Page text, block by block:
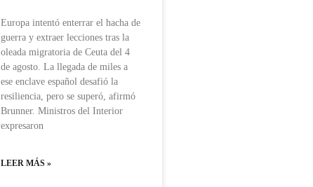
Europa intentó enterrar el hacha de
guerra y extraer lecciones tras la
oleada migratoria de Ceuta del 4
de agosto. La llegada de miles a
ese enclave español desafió la
resiliencia, pero se superó, afirmó
Brunner. Ministros del Interior
expresaron
LEER MÁS »